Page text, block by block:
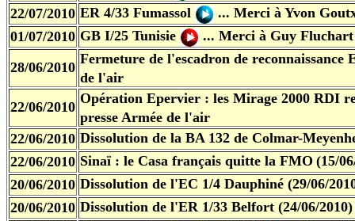
22/07/2010 ER 4/33 Fumassol
... Merci à Yvon
01/07/2010 GB I/25 Tunisie
... Merci à Guy Fluchart
28/06/2010
Fermeture de l'escadron de reconnaissance
de l'air
22/06/2010
Opération Epervier : les Mirage 2000 RDI
presse Armée de l'air
22/06/2010 Dissolution de la BA 132 de Colmar-
22/06/2010 Sinaï : le Casa français quitte la FMO (15/
20/06/2010 Dissolution de l'EC 1/4 Dauphiné (29/06/
20/06/2010 Dissolution de l'ER 1/33 Belfort (24/06/2010)